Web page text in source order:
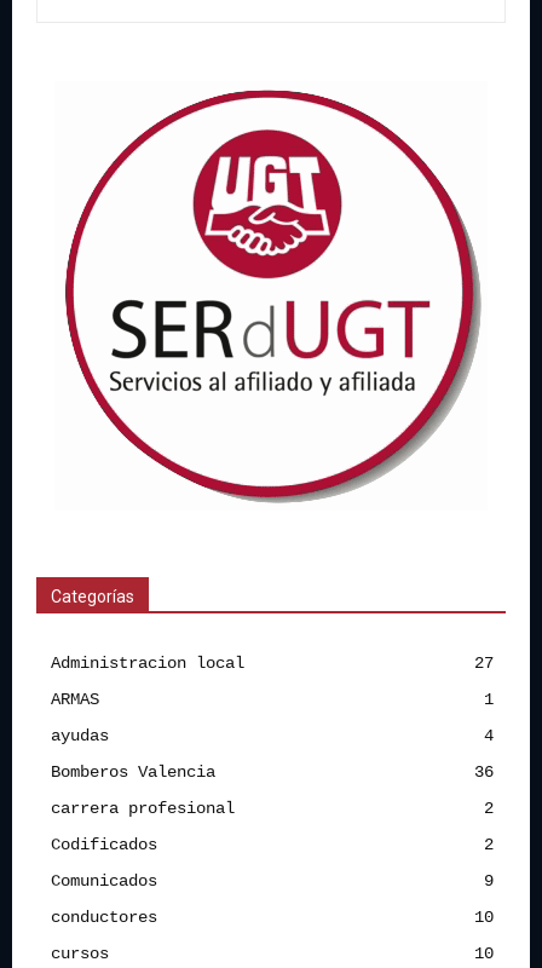
Categorías
Administracion local
27
ARMAS
1
ayudas
4
Bomberos Valencia
36
carrera profesional
2
Codificados
2
Comunicados
9
conductores
10
cursos
10